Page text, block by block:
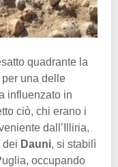
quadrante la
una delle
influenzato in
ciò, chi erano i
dall’Illiria,
dei Dauni, si stabilì
occupando